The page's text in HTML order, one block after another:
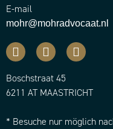
E-mail
mohr@mohradvocaat.nl
Boschstraat 45
6211 AT MAASTRICHT
* Besuche nur möglich